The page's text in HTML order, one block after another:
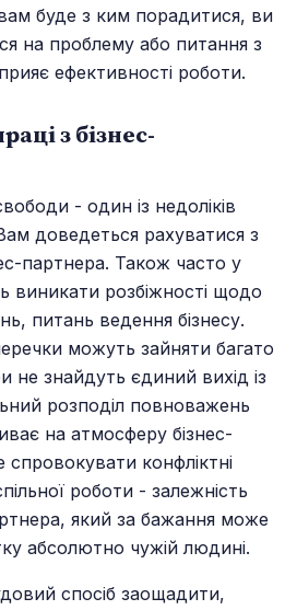
буде з ким порадитися, ви
на проблему або питання з
ефективності роботи.
з бізнес-
- один із недоліків
доведеться рахуватися з
партнера. Також часто у
розбіжності щодо
питань ведення бізнесу.
можуть зайняти багато
не знайдуть єдиний вихід із
розподіл повноважень
на атмосферу бізнес-
конфліктні
роботи - залежність
який за бажання може
абсолютно чужій людині.
спосіб заощадити,